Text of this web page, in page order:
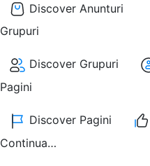
Discover Anunturi
Grupuri
Discover Grupuri
Pagini
Discover Pagini
Continua…